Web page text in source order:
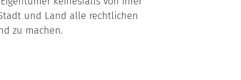
und Land alle rechtlichen
zu machen.